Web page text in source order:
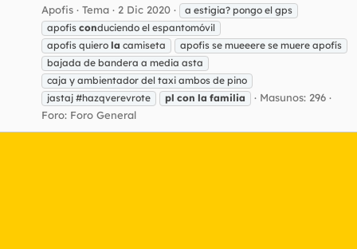
Apofis Tema 2 Dic 2020
a estigia? pongo el gps
apofis conduciendo el espantomóvil
apofis quiero la camiseta
apofis se mueeere se muere apofís
bajada de bandera a media asta
caja y ambientador del taxi ambos de pino
jastaj #hazqverevrote
pl con la familia
Masunos: 296
Foro: Foro General